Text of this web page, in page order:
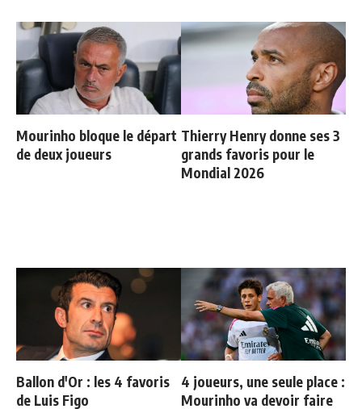
Mourinho bloque le départ
de deux joueurs
Thierry Henry donne ses 3
grands favoris pour le
Mondial 2026
Ballon d'Or : les 4 favoris
de Luis Figo
4 joueurs, une seule place :
Mourinho va devoir faire